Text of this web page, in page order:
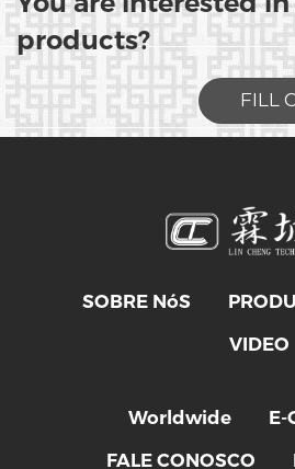
products?
FILL
SOBRE NóS
VIDEO
Worldwide
E-
FALE CONOSCO